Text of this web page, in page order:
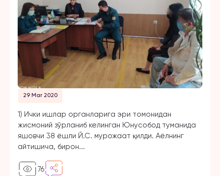
29 Mar 2020
1) Ички ишлар органларига эри томонидан
жисмоний зўрланиб келинган Юнусобод туманида
яшовчи 38 ёшли Й.С. мурожаат қилди. Аёлнинг
айтишича, бирон...
76